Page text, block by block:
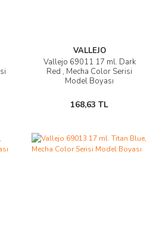
VALLEJO
Vallejo 69011 17 ml. Dark
Red , Mecha Color Serisi
Model Boyası
168,63 TL